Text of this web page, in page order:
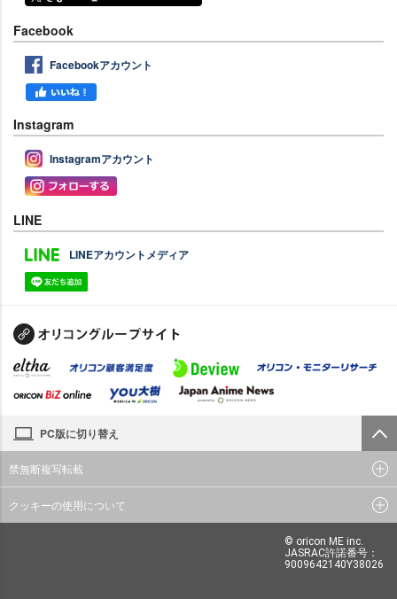
Facebook
Facebookアカウント
Instagram
Instagramアカウント
LINE
LINEアカウントメディア
PC版に切り替え
禁無断複写転載
クッキーの使用について
© oricon ME inc.
JASRAC許諾番号：
9009642140Y38026